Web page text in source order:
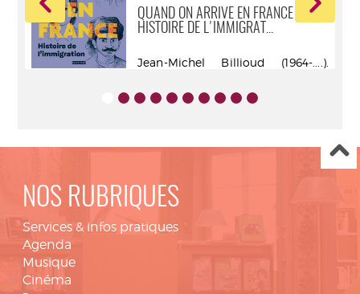
QUAND ON ARRIVE EN FRANCE :
HISTOIRE DE L'IMMIGRAT...
Jean-Michel Billioud (1964-....).
NOS RUBRIQUES
Services & infos pratiques
Agenda
Musique
Cinéma